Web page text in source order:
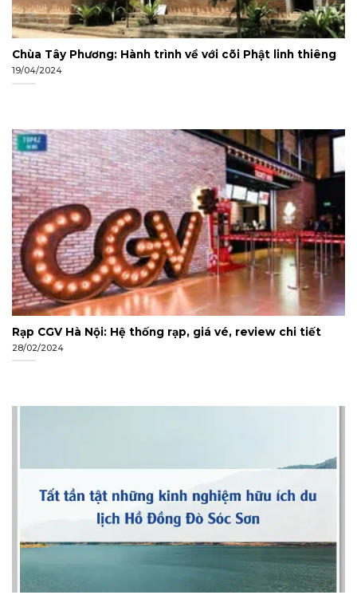
Chùa Tây Phương: Hành trình về với cõi Phật linh thiêng
19/04/2024
Rạp CGV Hà Nội: Hệ thống rạp, giá vé, review chi tiết
28/02/2024